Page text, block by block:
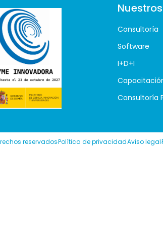
Consultoría
Software
I+D+I
Consultoría
reservadosPolítica de privacidadAviso legal